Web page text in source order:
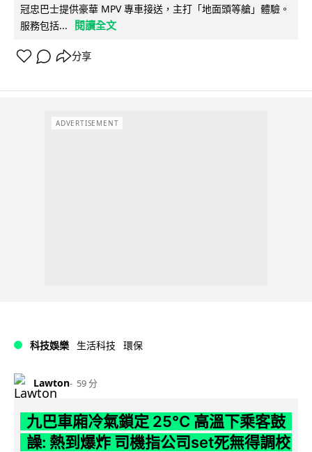
冠忠巴士提供豪華 MPV 專車接送，主打「地面頭等艙」體驗。
服務包括...
閱讀全文
分享
ADVERTISEMENT
科技娛樂 生活科技 環保
Lawton 59 分
九巴車廂冷氣鎖定 25°C 高溫下乘客鼓
譟: 熱到爆炸 司機指公司set死無得調校